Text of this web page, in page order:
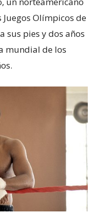
Juegos Olímpicos de
sus pies y dos años
mundial de los